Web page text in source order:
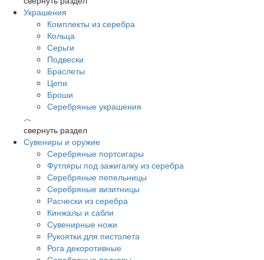
Украшения
Комплекты из серебра
Кольца
Серьги
Подвески
Браслеты
Цепи
Броши
Серебряные украшения
︿
свернуть раздел
Сувениры и оружие
Серебряные портсигары
Футляры под зажигалку из серебра
Серебряные пепельницы
Серебряные визитницы
Расчески из серебра
Кинжалы и сабли
Сувенирные ножи
Рукоятки для пистолета
Рога декоротивные